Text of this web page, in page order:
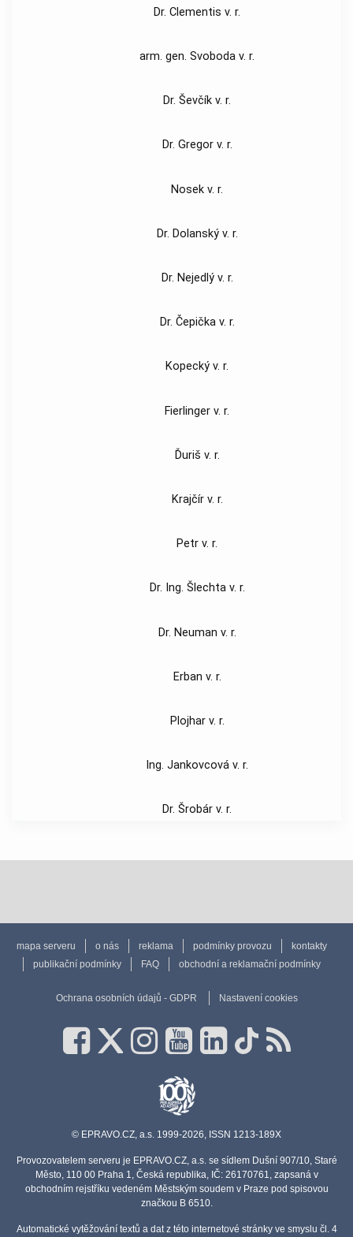
Dr. Clementis v. r.
arm. gen. Svoboda v. r.
Dr. Ševčík v. r.
Dr. Gregor v. r.
Nosek v. r.
Dr. Dolanský v. r.
Dr. Nejedlý v. r.
Dr. Čepička v. r.
Kopecký v. r.
Fierlinger v. r.
Ďuriš v. r.
Krajčír v. r.
Petr v. r.
Dr. Ing. Šlechta v. r.
Dr. Neuman v. r.
Erban v. r.
Plojhar v. r.
Ing. Jankovcová v. r.
Dr. Šrobár v. r.
mapa serveru o nás reklama podmínky provozu
kontakty
publikační podmínky
FAQ obchodní a reklamační podmínky
Ochrana osobních údajů - GDPR Nastavení cookies
© EPRAVO.CZ, a.s. 1999-2026, ISSN 1213-189X
Provozovatelem serveru je EPRAVO.CZ, a.s. se sídlem Dušní 907/10, Staré
Město, 110 00 Praha 1, Česká republika, IČ: 26170761, zapsaná v
obchodním rejstříku vedeném Městským soudem v Praze pod spisovou
značkou B 6510.
Automatické vytěžování textů a dat z této internetové stránky ve smyslu čl. 4